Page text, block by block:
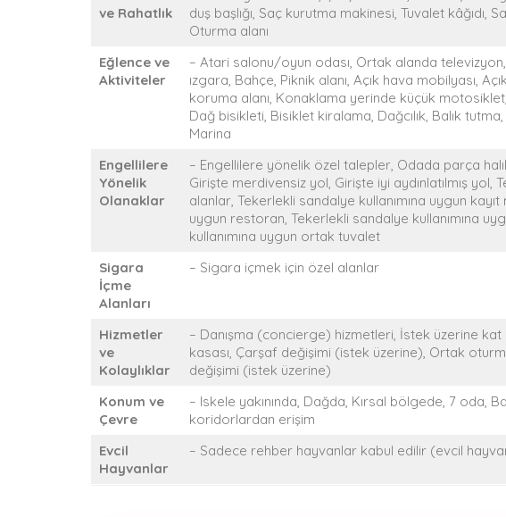
ve Rahatlık
duş başlığı, Saç kurutma makinesi, Tuvalet kâğıdı,
Oturma alanı
Eğlence ve
Aktiviteler
– Atari salonu/oyun odası, Ortak alanda
ızgara, Bahçe, Piknik alanı, Açık hava mobilyası,
koruma alanı, Konaklama yerinde küçük
Dağ bisikleti, Bisiklet kiralama, Dağcılık, Balık
Marina
Engellilere
Yönelik
Olanaklar
– Engellilere yönelik özel talepler, Odada parça
Girişte merdivensiz yol, Girişte iyi aydınlatılmış yol,
alanlar, Tekerlekli sandalye kullanımına uygun
uygun restoran, Tekerlekli sandalye kullanımına
kullanımına uygun ortak tuvalet
Sigara
İçme
Alanları
– Sigara içmek için özel alanlar
Hizmetler
ve
Kolaylıklar
– Danışma (concierge) hizmetleri, İstek üzerine
kasası, Çarşaf değişimi (istek üzerine), Ortak
değişimi (istek üzerine)
Konum ve
Çevre
– Iskele yakınında, Dağda, Kırsal bölgede, 7 oda,
koridorlardan erişim
Evcil
Hayvanlar
– Sadece rehber hayvanlar kabul edilir (evcil